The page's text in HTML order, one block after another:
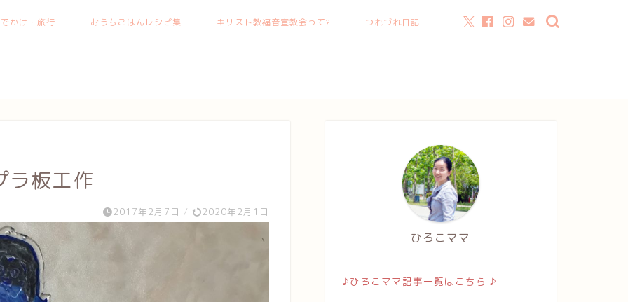
かけ・旅行 おうちごはんレシピ集 キリスト教福音宣教会って? つれづれ日記
ラ板工作
2017年2月7日 / 2020年2月1日
ひろこママ
♪ひろこママ記事一覧はこちら ♪